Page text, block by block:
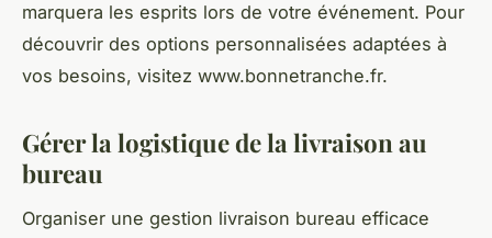
marquera les esprits lors de votre événement. Pour
découvrir des options personnalisées adaptées à
vos besoins, visitez www.bonnetranche.fr.
Gérer la logistique de la livraison au
bureau
Organiser une gestion livraison bureau efficace